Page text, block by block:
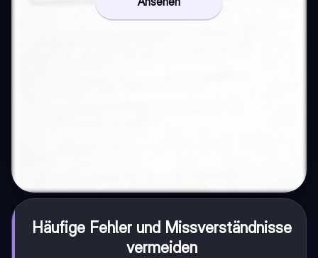
Häufige Fehler und Missverständnisse
vermeiden